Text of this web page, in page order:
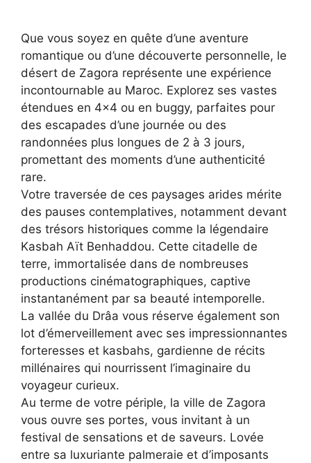
Que vous soyez en quête d’une aventure
romantique ou d’une découverte personnelle, le
désert de Zagora représente une expérience
incontournable au Maroc. Explorez ses vastes
étendues en 4×4 ou en buggy, parfaites pour
des escapades d’une journée ou des
randonnées plus longues de 2 à 3 jours,
promettant des moments d’une authenticité
rare.
Votre traversée de ces paysages arides mérite
des pauses contemplatives, notamment devant
des trésors historiques comme la légendaire
Kasbah Aït Benhaddou. Cette citadelle de
terre, immortalisée dans de nombreuses
productions cinématographiques, captive
instantanément par sa beauté intemporelle.
La vallée du Drâa vous réserve également son
lot d’émerveillement avec ses impressionnantes
forteresses et kasbahs, gardienne de récits
millénaires qui nourrissent l’imaginaire du
voyageur curieux.
Au terme de votre périple, la ville de Zagora
vous ouvre ses portes, vous invitant à un
festival de sensations et de saveurs. Lovée
entre sa luxuriante palmeraie et d’imposants